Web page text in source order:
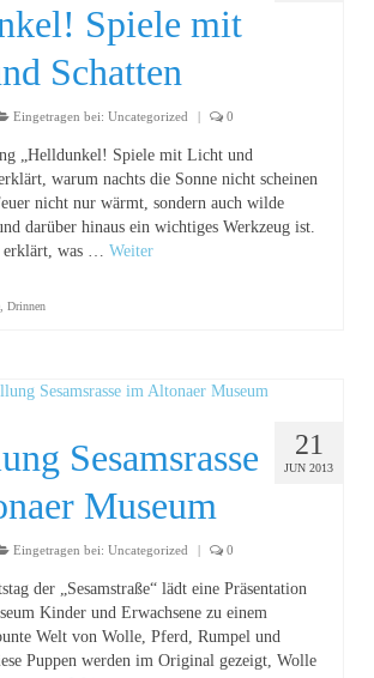
Spiele mit
Schatten
Eingetragen bei: Uncategorized 0
„Helldunkel! Spiele mit Licht und
warum nachts die Sonne nicht scheinen
nicht nur wärmt, sondern auch wilde
darüber hinaus ein wichtiges Werkzeug ist.
erklärt, was … Weiter
, Drinnen
21
JUN 2013
Sesamsrasse
Museum
Eingetragen bei: Uncategorized 0
der „Sesamstraße“ lädt eine Präsentation
Kinder und Erwachsene zu einem
Welt von Wolle, Pferd, Rumpel und
Puppen werden im Original gezeigt, Wolle